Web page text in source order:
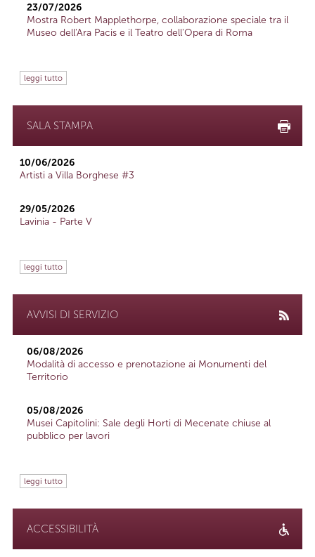
23/07/2026
Mostra Robert Mapplethorpe, collaborazione speciale tra il
Museo dell'Ara Pacis e il Teatro dell'Opera di Roma
leggi tutto
SALA STAMPA
10/06/2026
Artisti a Villa Borghese #3
29/05/2026
Lavinia - Parte V
leggi tutto
AVVISI DI SERVIZIO
06/08/2026
Modalità di accesso e prenotazione ai Monumenti del
Territorio
05/08/2026
Musei Capitolini: Sale degli Horti di Mecenate chiuse al
pubblico per lavori
leggi tutto
ACCESSIBILITÀ